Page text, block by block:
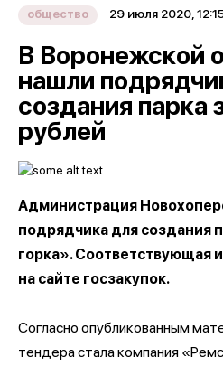
общество 29 июля 2020,
В Воронежской
нашли
создания парка
рублей
Администрация
подрядчика для создания
горка». Соответствующая
на сайте госзакупок.
Согласно опубликованным
тендера стала компания